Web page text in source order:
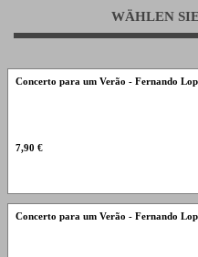
WÄHLEN
Concerto para um Verão - Fernando
7,90 €
Concerto para um Verão - Fernando